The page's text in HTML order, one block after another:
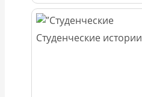
Студенческие истории